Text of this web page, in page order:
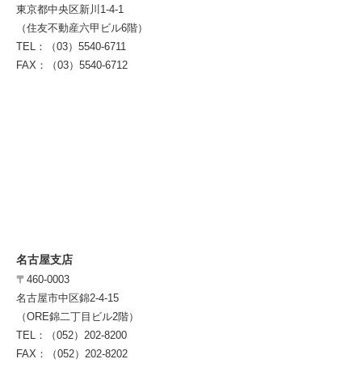
東京都中央区新川1-4-1
（住友不動産六甲ビル6階）
TEL：（03）5540-6711
FAX：（03）5540-6712
名古屋支店
〒460-0003
名古屋市中区錦2-4-15
（ORE錦二丁目ビル2階）
TEL：（052）202-8200
FAX：（052）202-8202